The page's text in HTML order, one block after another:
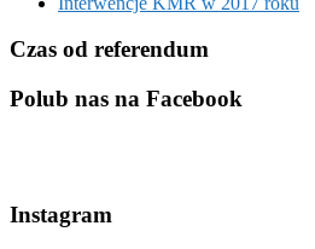
Czas od referendum
Polub nas na Facebook
Instagram